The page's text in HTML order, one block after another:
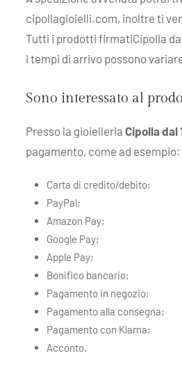
cipollagioielli.com, inoltre ti
Tutti i prodotti firmatiCipolla
I tempi di arrivo possono
Sono interessato al
Presso la gioielleria Cipolla dal
pagamento, come ad esempio:
Carta di credito/debito;
PayPal;
Amazon Pay;
Google Pay;
Apple Pay;
Bonifico bancario;
Pagamento in negozio;
Pagamento alla consegna;
Pagamento con Klarna;
Acconto.